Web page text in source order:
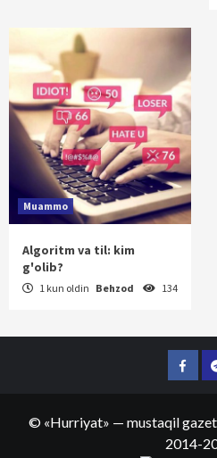
Muammo
Algoritm va til: kim
g'olib?
1 kun oldin Behzod 134
© «Hurriyat» — mustaqil
2014-